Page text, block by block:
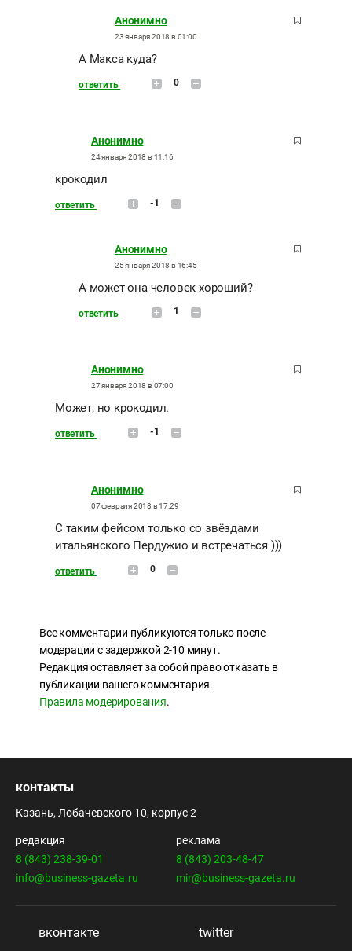
Анонимно
23 января 2018 в 01:00
А Макса куда?
ответить 0
Анонимно
24 января 2018 в 11:16
крокодил
ответить -1
Анонимно
25 января 2018 в 16:45
А может она человек хороший?
ответить 1
Анонимно
27 января 2018 в 07:00
Может, но крокодил.
ответить -1
Анонимно
07 февраля 2018 в 17:29
С таким фейсом только со звёздами
итальянского Пердужио и встречаться )))
ответить 0
Все комментарии публикуются только после
модерации с задержкой 2-10 минут.
Редакция оставляет за собой право отказать в
публикации вашего комментария.
Правила модерирования.
контакты
Казань, Лобачевского 10, корпус 2
редакция
8 (843) 238-39-01
info@business-gazeta.ru
реклама
8 (843) 203-48-47
mir@business-gazeta.ru
вконтакте
twitter